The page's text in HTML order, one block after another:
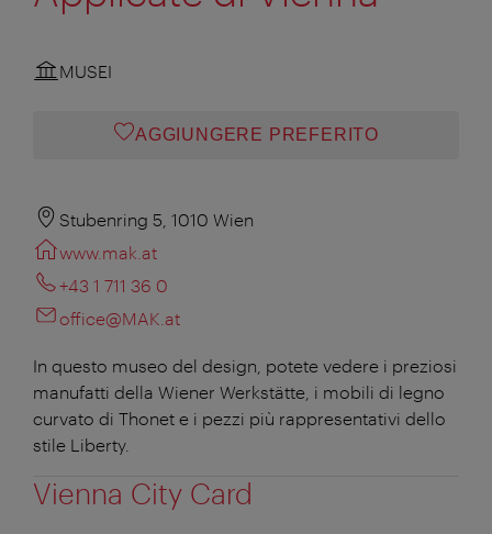
MUSEI
AGGIUNGERE PREFERITO
Stubenring 5, 1010 Wien
www.mak.at
+43 1 711 36 0
office@MAK.at
In questo museo del design, potete vedere i preziosi
manufatti della Wiener Werkstätte, i mobili di legno
curvato di Thonet e i pezzi più rappresentativi dello
stile Liberty.
Vienna City Card